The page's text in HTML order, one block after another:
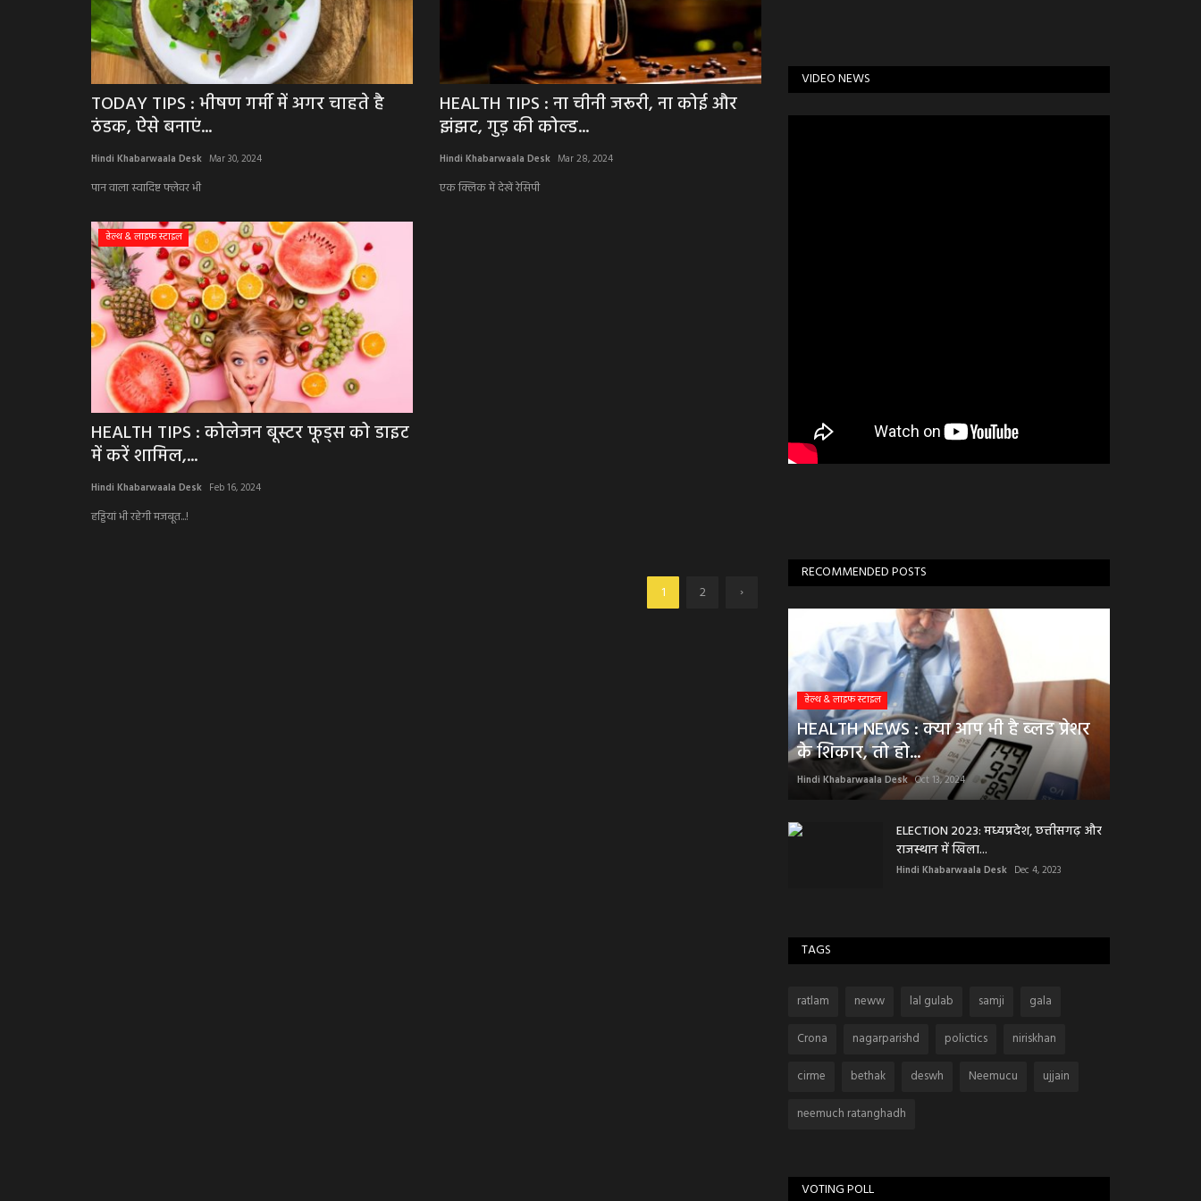
TODAY TIPS : भीषण गर्मी में अगर चाहते है
ठंडक, ऐसे बनाएं...
Hindi Khabarwaala Desk Mar 30, 2024
पान वाला स्वादिष्ट फ्लेवर भी
HEALTH TIPS : ना चीनी जरूरी, ना कोई और
झंझट, गुड़ की कोल्ड...
Hindi Khabarwaala Desk Mar 28, 2024
एक क्लिक में देखें रेसिपी
हेल्थ & लाइफ स्टाइल
HEALTH TIPS : कोलेजन बूस्टर फूड्स को डाइट
में करें शामिल,...
Hindi Khabarwaala Desk Feb 16, 2024
हड्डियां भी रहेगी मजबूत...!
1 2 ›
VIDEO NEWS
RECOMMENDED POSTS
हेल्थ & लाइफ स्टाइल
HEALTH NEWS : क्या आप भी है ब्लड प्रेशर
के शिकार, तो हो...
Hindi Khabarwaala Desk Oct 13, 2024
ELECTION 2023: मध्यप्रदेश, छत्तीसगढ़ और
राजस्थान में खिला...
Hindi Khabarwaala Desk Dec 4, 2023
TAGS
ratlam neww lal gulab samji
gala
Crona
nagarparishd polictics
niriskhan
cirme
bethak deswh Neemucu
ujjain
neemuch ratanghadh
VOTING POLL